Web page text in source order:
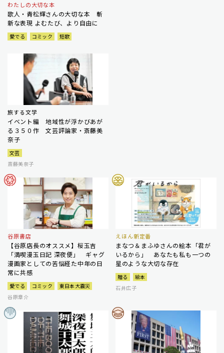
わたしの大切な本
歌人・青松輝さんの大切な本 斬
新な表現 よむたび、より自由に
愛でる コミック 短歌
旅する文学
イベント編 地域性が浮かびあが
る３５０作 文芸評論家・斎藤美
奈子
文芸
斎藤美奈子
谷原書店
【谷原店長のオススメ】桜玉吉
「満喫漫玉日記 深夜便」 ギャグ
漫画家としての苦悩経た中年の日
常に共感
愛でる コミック
東日本大震災
谷原章介
えほん新定番
まなつ＆まふゆさんの絵本「君が
いるから」 あなたも私も一つの
星のような大切な存在
贈る
絵本
石井広子